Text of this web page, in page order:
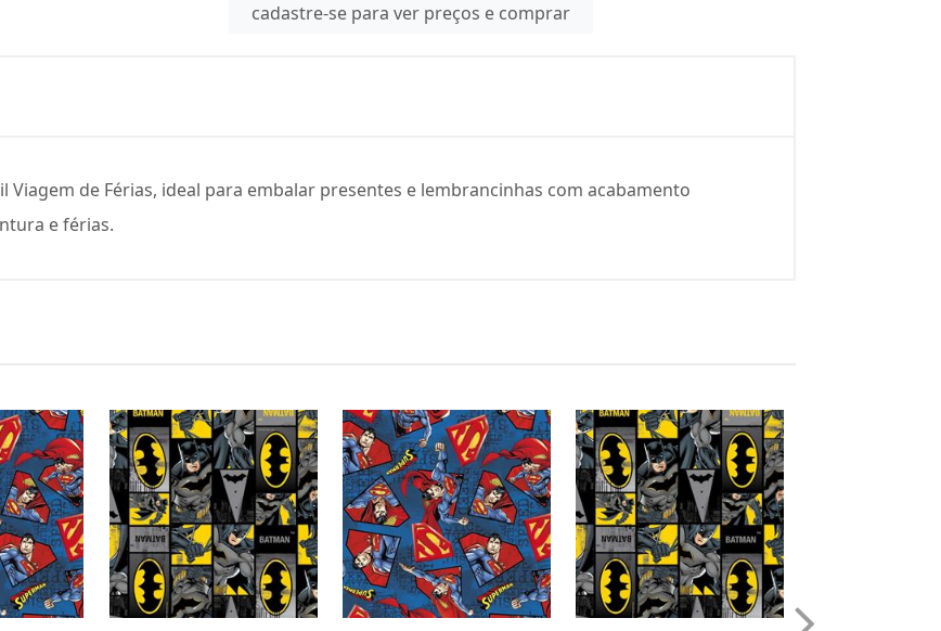
cadastre-se para ver preços e comprar
Viagem de Férias, ideal para embalar presentes e lembrancinhas com acabamento
e férias.